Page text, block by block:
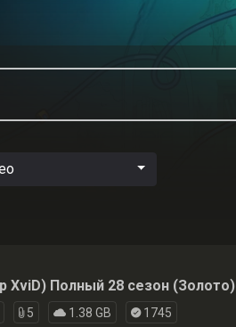
XviD) Полный 28 сезон (Золото)
5 1.38 GB 1745